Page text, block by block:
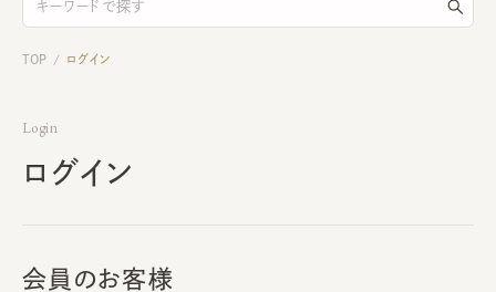
TOP / ログイン
Login
ログイン
会員のお客様